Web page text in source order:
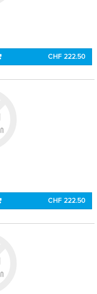
CHF 222.50
CHF 222.50